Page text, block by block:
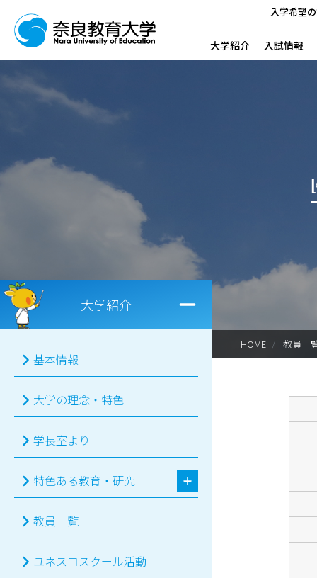
入学希望
大学紹介 入試情報
HOME 教員一
大学紹介
基本情報
大学の理念・特色
学長室より
特色ある教育・研究
教員一覧
ユネスコスクール活動